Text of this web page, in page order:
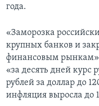
года.
«Заморозка
крупных банков и
финансовым рынкам»
«за десять дней курс
рублей за доллар до
инфляция выросла до